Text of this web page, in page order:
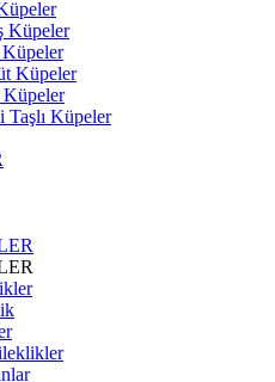
Küpeler
Küpeler
Küpeler
Küpeler
Taşlı Küpeler